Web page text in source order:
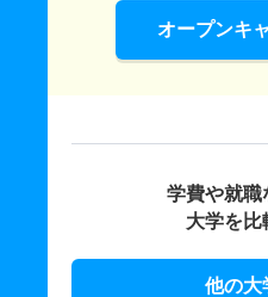
オープンキ
学費や就職
大学を比
他の大